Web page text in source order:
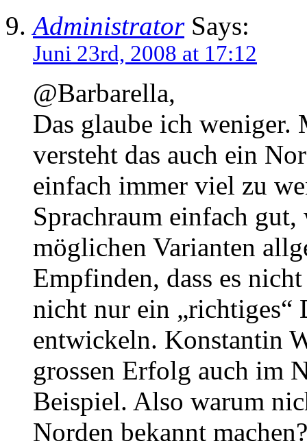
AdministratorSays:
Juni 23rd, 2008 at 17:12
@Barbarella,
Das glaube ich weniger.
versteht das auch ein
einfach immer viel zu
Sprachraum einfach
möglichen Varianten
Empfinden, dass es
nicht nur ein „richtiges“
entwickeln. Konstantin
grossen Erfolg auch im
Beispiel. Also warum
Norden bekannt machen?